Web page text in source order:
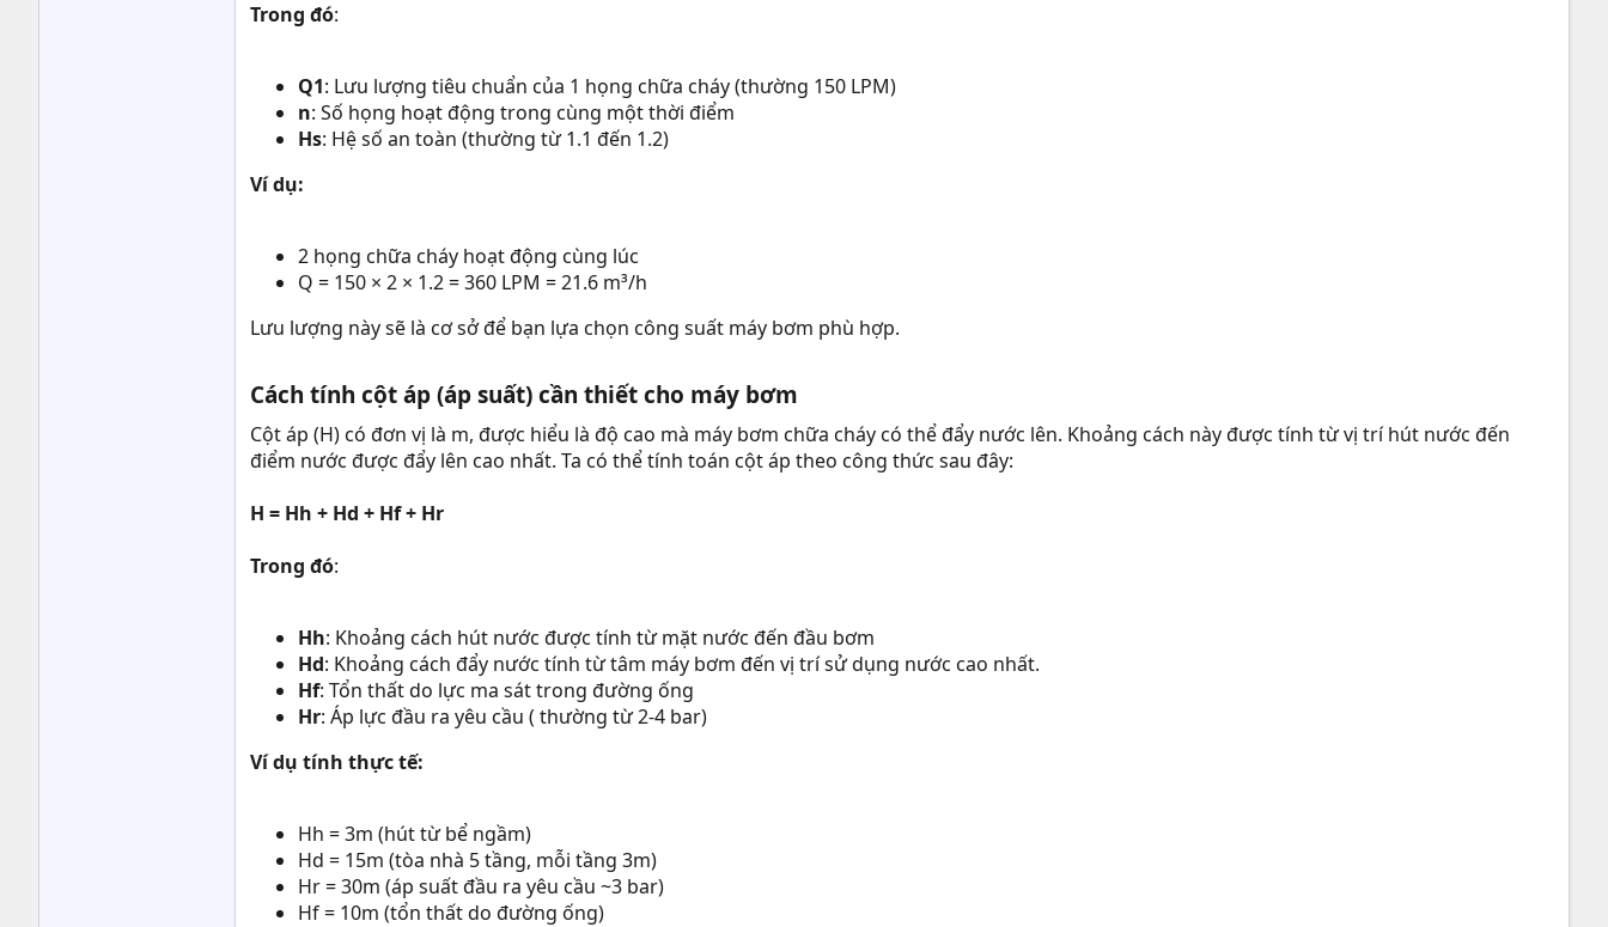
Trong đó:
Q1: Lưu lượng tiêu chuẩn của 1 họng chữa cháy (thường 150 LPM)
n: Số họng hoạt động trong cùng một thời điểm
Hs: Hệ số an toàn (thường từ 1.1 đến 1.2)
Ví dụ:
2 họng chữa cháy hoạt động cùng lúc
Q = 150 × 2 × 1.2 = 360 LPM = 21.6 m³/h
Lưu lượng này sẽ là cơ sở để bạn lựa chọn công suất máy bơm phù hợp.
Cách tính cột áp (áp suất) cần thiết cho máy bơm
Cột áp (H) có đơn vị là m, được hiểu là độ cao mà máy bơm chữa cháy có thể đẩy nước lên. Khoảng cách này được tính từ vị trí hút nước đến
điểm nước được đẩy lên cao nhất. Ta có thể tính toán cột áp theo công thức sau đây:
H = Hh + Hd + Hf + Hr
Trong đó:
Hh: Khoảng cách hút nước được tính từ mặt nước đến đầu bơm
Hd: Khoảng cách đẩy nước tính từ tâm máy bơm đến vị trí sử dụng nước cao nhất.
Hf: Tổn thất do lực ma sát trong đường ống
Hr: Áp lực đầu ra yêu cầu ( thường từ 2-4 bar)
Ví dụ tính thực tế:
Hh = 3m (hút từ bể ngầm)
Hd = 15m (tòa nhà 5 tầng, mỗi tầng 3m)
Hr = 30m (áp suất đầu ra yêu cầu ~3 bar)
Hf = 10m (tổn thất do đường ống)